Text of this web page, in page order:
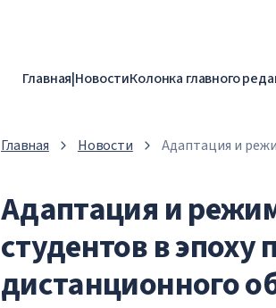
Главная|НовостиКолонка главного
Главная Новости
Адаптация и
Адаптация и
студентов в
дистанционного